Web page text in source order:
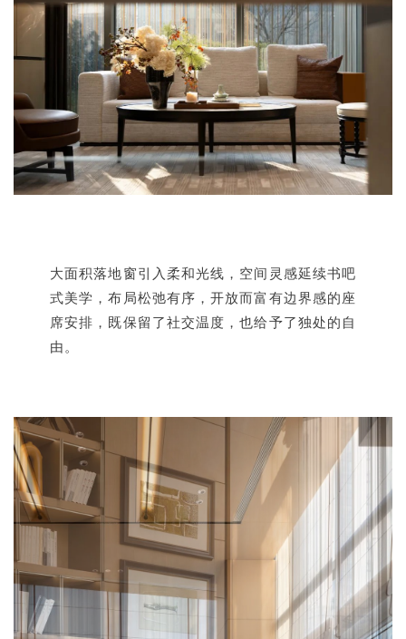
大面积落地窗引入柔和光线，空间灵感延续书吧
式美学，布局松弛有序，开放而富有边界感的座
席安排，既保留了社交温度，也给予了独处的自
由。